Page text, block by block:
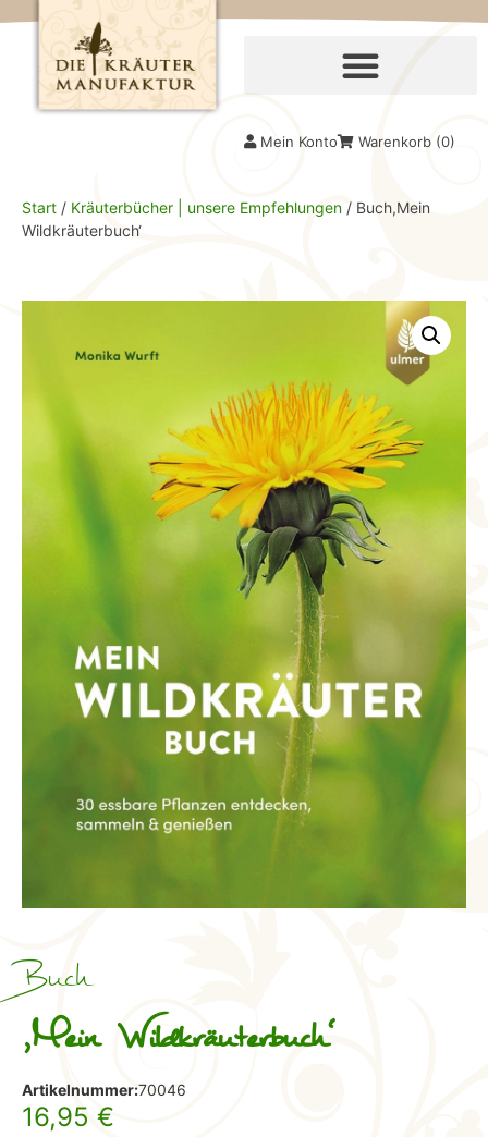
Warenkorb (0)
Mein Konto
Start / Kräuterbücher | unsere Empfehlungen / Buch,Mein
Wildkräuterbuch‘
Buch
,Mein Wildkräuterbuch‘
Artikelnummer:70046
16,95 €